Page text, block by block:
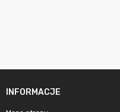
INFORMACJE